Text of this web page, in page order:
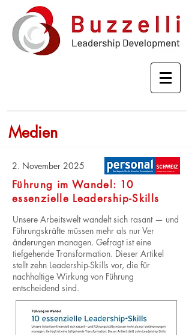
Medien
2. November 2025
Führung im Wandel: 10
essenzielle Leadership-Skills
Unsere Arbeitswelt wandelt sich rasant — und
Führungskräfte müssen mehr als nur Ver
änderungen managen. Gefragt ist eine
tiefgehende Transformation. Dieser Artikel
stellt zehn Leadership-Skills vor, die für
nachhaltige Wirkung von Führung
entscheidend sind.